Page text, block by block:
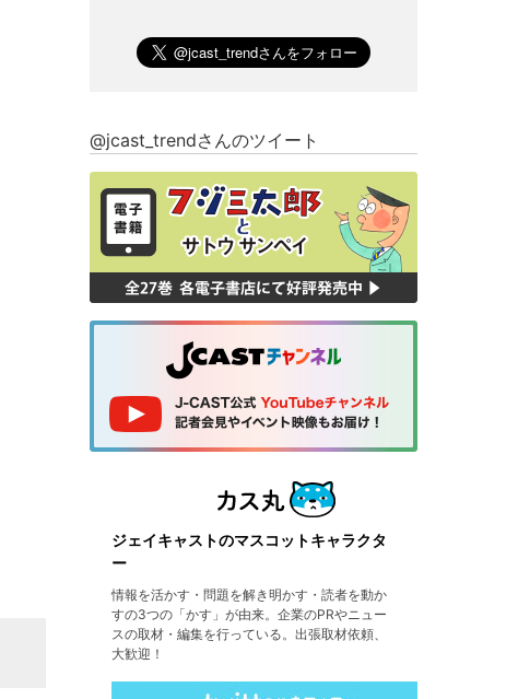
@jcast_trendさんのツイート
ジェイキャストのマスコットキャラクタ
ー
情報を活かす・問題を解き明かす・読者を動か
すの3つの「かす」が由来。企業のPRやニュー
スの取材・編集を行っている。出張取材依頼、
大歓迎！